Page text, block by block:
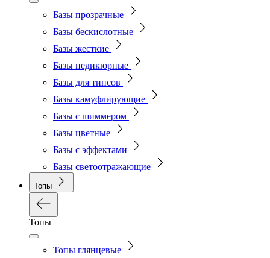
Базы прозрачные
Базы бескислотные
Базы жесткие
Базы педикюрные
Базы для типсов
Базы камуфлирующие
Базы с шиммером
Базы цветные
Базы с эффектами
Базы светоотражающие
Топы
Топы
Топы глянцевые